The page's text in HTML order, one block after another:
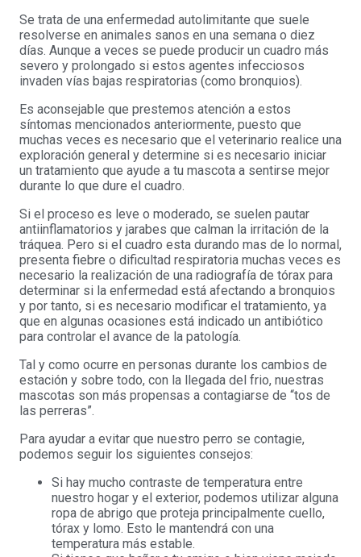
Se trata de una enfermedad autolimitante que suele
resolverse en animales sanos en una semana o diez
días. Aunque a veces se puede producir un cuadro más
severo y prolongado si estos agentes infecciosos
invaden vías bajas respiratorias (como bronquios).
Es aconsejable que prestemos atención a estos
síntomas mencionados anteriormente, puesto que
muchas veces es necesario que el veterinario realice una
exploración general y determine si es necesario iniciar
un tratamiento que ayude a tu mascota a sentirse mejor
durante lo que dure el cuadro.
Si el proceso es leve o moderado, se suelen pautar
antiinflamatorios y jarabes que calman la irritación de la
tráquea. Pero si el cuadro esta durando mas de lo normal,
presenta fiebre o dificultad respiratoria muchas veces es
necesario la realización de una radiografía de tórax para
determinar si la enfermedad está afectando a bronquios
y por tanto, si es necesario modificar el tratamiento, ya
que en algunas ocasiones está indicado un antibiótico
para controlar el avance de la patología.
Tal y como ocurre en personas durante los cambios de
estación y sobre todo, con la llegada del frio, nuestras
mascotas son más propensas a contagiarse de “tos de
las perreras”.
Para ayudar a evitar que nuestro perro se contagie,
podemos seguir los siguientes consejos:
Si hay mucho contraste de temperatura entre
nuestro hogar y el exterior, podemos utilizar alguna
ropa de abrigo que proteja principalmente cuello,
tórax y lomo. Esto le mantendrá con una
temperatura más estable.